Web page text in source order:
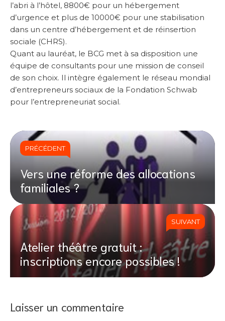
l’abri à l’hôtel, 8800€ pour un hébergement
d’urgence et plus de 10000€ pour une stabilisation
dans un centre d’hébergement et de réinsertion
sociale (CHRS).
Quant au lauréat, le BCG met à sa disposition une
équipe de consultants pour une mission de conseil
de son choix. Il intègre également le réseau mondial
d’entrepreneurs sociaux de la Fondation Schwab
pour l’entrepreneuriat social.
PRÉCÉDENT
Vers une réforme des allocations
familiales ?
SUIVANT
Atelier théâtre gratuit :
inscriptions encore possibles !
Laisser un commentaire